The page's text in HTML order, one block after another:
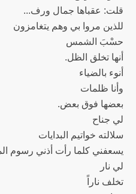
قلت: عقباها جمال ورف...
للذين مروا بي وهم يتغامزون
حسْبَ الشمس
أنها تخلق الظل.
أنوء بالضياء
وأنا ظلمات
بعضها فوق بعض.
لي جناح
سلالته خواتيم البدايات
يسعفني كلما رأت أذني رسوم
لي نار
تخلف ناراً